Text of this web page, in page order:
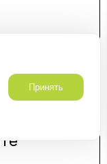
Принять